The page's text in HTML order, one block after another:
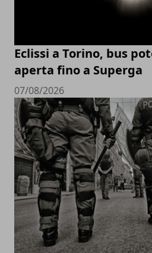
Eclissi a Torino, bus
aperta fino a Superga
07/08/2026